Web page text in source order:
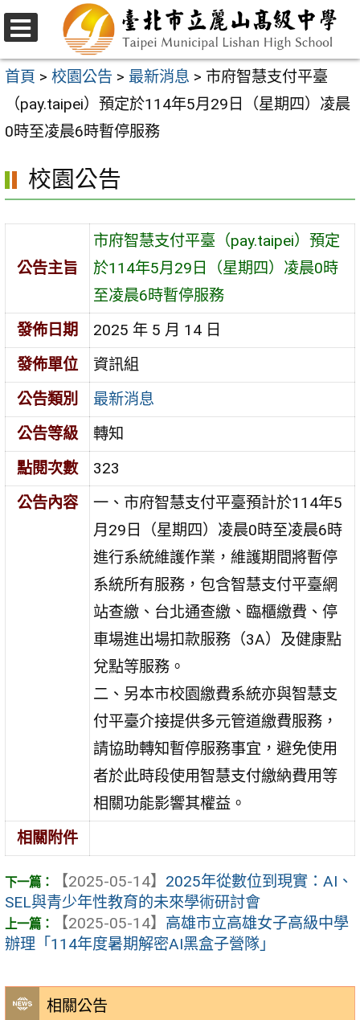
跳
至
主
內
區
選
單
首頁 > 校園公告 > 最新消息 > 市府智慧支付平臺
（pay.taipei）預定於114年5月29日（星期四）凌晨
0時至凌晨6時暫停服務
相關公告
校園公告
公告主旨
市府智慧支付平臺（pay.taipei）預定
於114年5月29日（星期四）凌晨0時
至凌晨6時暫停服務
發佈日期
2025 年 5 月 14 日
發佈單位
資訊組
公告類別
最新消息
公告等級
轉知
點閱次數
323
公告內容
一、市府智慧支付平臺預計於114年5
月29日（星期四）凌晨0時至凌晨6時
進行系統維護作業，維護期間將暫停
系統所有服務，包含智慧支付平臺網
站查繳、台北通查繳、臨櫃繳費、停
車場進出場扣款服務（3A）及健康點
兌點等服務。
二、另本市校園繳費系統亦與智慧支
付平臺介接提供多元管道繳費服務，
請協助轉知暫停服務事宜，避免使用
者於此時段使用智慧支付繳納費用等
相關功能影響其權益。
相關附件
【2025-05-14】 2025年從數位到現實：AI、
SEL與青少年性教育的未來學術研討會
【2025-05-14】 高雄市立高雄女子高級中學
辦理「114年度暑期解密AI黑盒子營隊」